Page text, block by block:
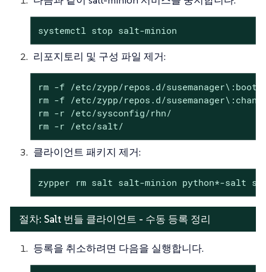
systemctl stop salt-minion
리포지토리 및 구성 파일 제거:
rm -f /etc/zypp/repos.d/
rm -f /etc/zypp/repos.d/
rm -r /etc/sysconfig/rhn/
rm -r /etc/salt/
클라이언트 패키지 제거:
zypper rm salt salt-minion python*-salt
절차: Salt 번들 클라이언트 - 수동 등록 정리
등록을 취소하려면 다음을 실행합니다.